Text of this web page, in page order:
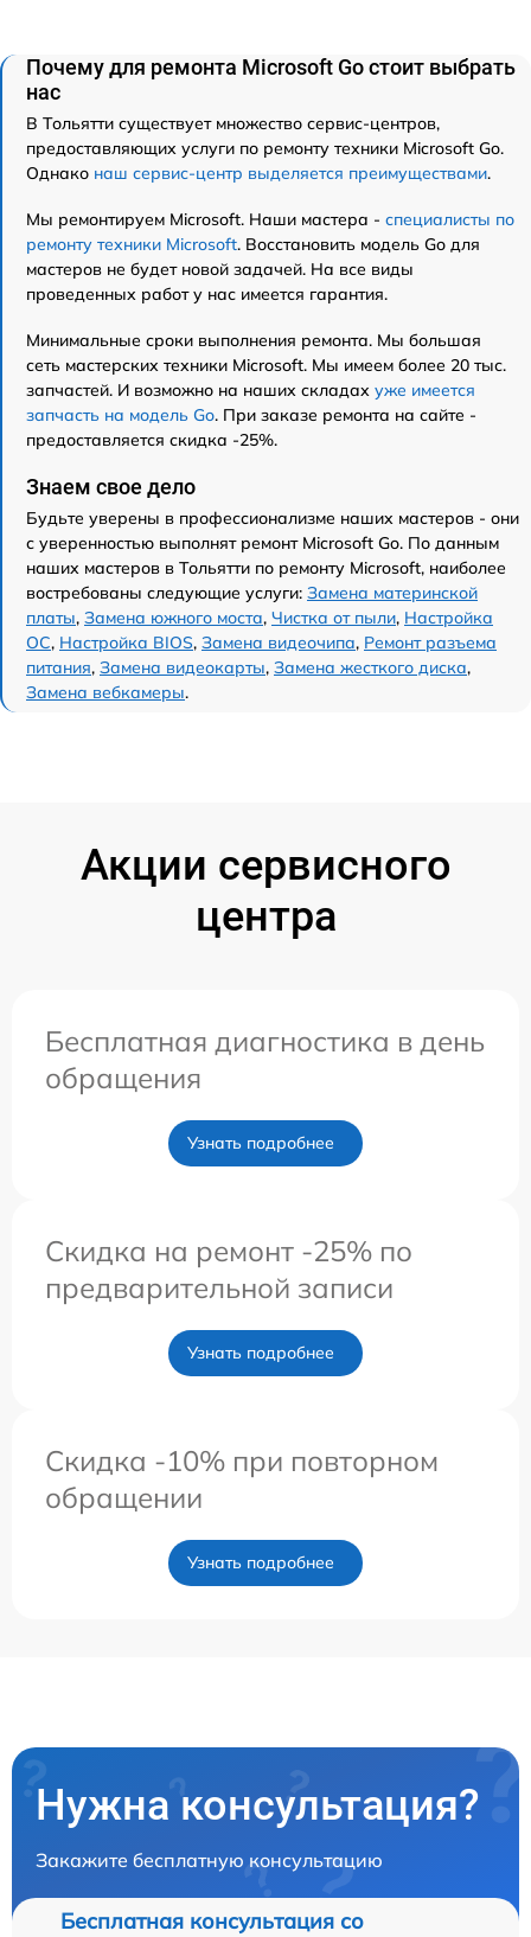
Почему для ремонта Microsoft Go стоит выбрать
нас
В Тольятти существует множество сервис-центров,
предоставляющих услуги по ремонту техники Microsoft Go.
Однако наш сервис-центр выделяется преимуществами.
Мы ремонтируем Microsoft. Наши мастера - специалисты по
ремонту техники Microsoft. Восстановить модель Go для
мастеров не будет новой задачей. На все виды
проведенных работ у нас имеется гарантия.
Минимальные сроки выполнения ремонта. Мы большая
сеть мастерских техники Microsoft. Мы имеем более 20 тыс.
запчастей. И возможно на наших складах уже имеется
запчасть на модель Go. При заказе ремонта на сайте -
предоставляется скидка -25%.
Знаем свое дело
Будьте уверены в профессионализме наших мастеров - они
с уверенностью выполнят ремонт Microsoft Go. По данным
наших мастеров в Тольятти по ремонту Microsoft, наиболее
востребованы следующие услуги: Замена материнской
платы, Замена южного моста, Чистка от пыли, Настройка
ОС, Настройка BIOS, Замена видеочипа, Ремонт разъема
питания, Замена видеокарты, Замена жесткого диска,
Замена вебкамеры.
Акции сервисного
центра
Бесплатная диагностика в день
обращения
Узнать подробнее
Скидка на ремонт -25% по
предварительной записи
Узнать подробнее
Скидка -10% при повторном
обращении
Узнать подробнее
Нужна консультация?
Закажите бесплатную консультацию
Бесплатная консультация со